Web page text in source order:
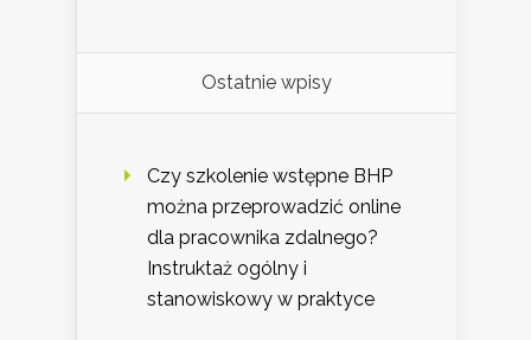
Ostatnie wpisy
Czy szkolenie wstępne BHP
można przeprowadzić online
dla pracownika zdalnego?
Instruktaż ogólny i
stanowiskowy w praktyce